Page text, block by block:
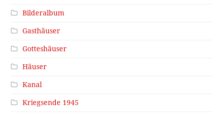
Bilderalbum
Gasthäuser
Gotteshäuser
Häuser
Kanal
Kriegsende 1945